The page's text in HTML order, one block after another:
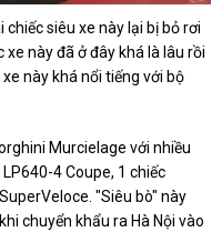
siêu xe này lại bị bỏ rơi
này đã ở đây khá là lâu rồi
này khá nổi tiếng với bộ
Murcielage với nhiều
4 Coupe, 1 chiếc
"Siêu bò" này
chuyển khẩu ra Hà Nội vào